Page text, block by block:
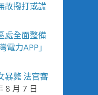
故撥打或謊
處全面整備
力APP」
暴斃 法官審
8 月 7 日